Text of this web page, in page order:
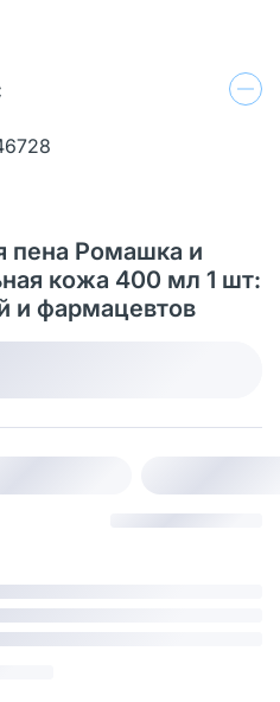
пена Ромашка и
кожа 400 мл 1 шт:
и фармацевтов